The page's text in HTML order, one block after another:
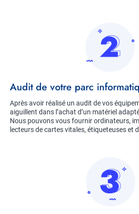
Title
Audit de votre parc
Description
Après avoir réalisé un audit de vos
aiguillent dans l’achat d’un matériel
Nous pouvons vous fournir ordinateurs,
lecteurs de cartes vitales, étiqueteuses et